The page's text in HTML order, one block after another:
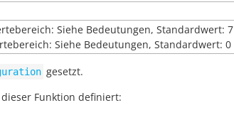
Siehe Bedeutungen, Standardwert: 7
Siehe Bedeutungen, Standardwert: 0
gesetzt.
Funktion definiert: